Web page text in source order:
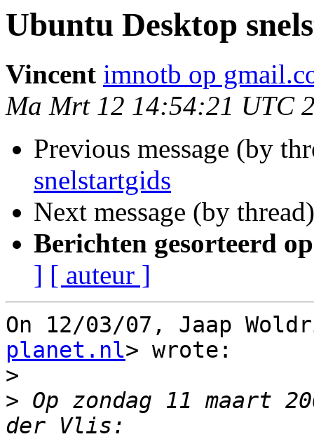
Ubuntu Desktop
Vincent imnotb op
Ma Mrt 12 14:54:21 UTC
Previous message (by
snelstartgids
Next message (by
Berichten gesorteerd
] [ auteur ]
On 12/03/07, Jaap
planet.nl> wrote:
>
> Op zondag 11 maart